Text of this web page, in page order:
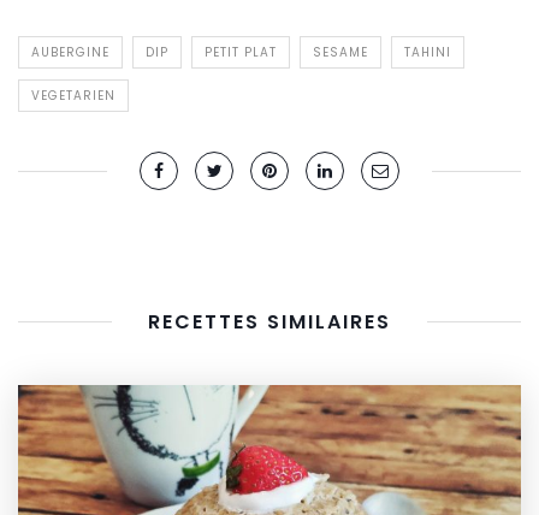
AUBERGINE DIP PETIT PLAT SESAME TAHINI
VEGETARIEN
RECETTES SIMILAIRES